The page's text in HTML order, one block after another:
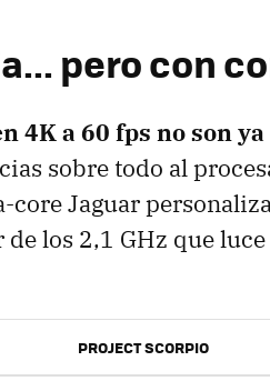
pero con
4K a 60 fps no son
sobre todo al
core Jaguar
de los 2,1 GHz que
PROJECT SCORPIO